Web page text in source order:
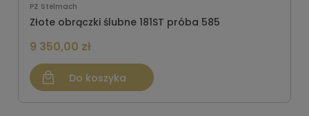
PZ Stelmach
Złote obrączki ślubne 181ST próba 585
9 350,00 zł
Do koszyka